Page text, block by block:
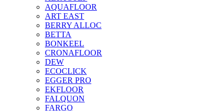
AQUAFLOOR
ART EAST
BERRY ALLOC
BETTA
BONKEEL
CRONAFLOOR
DEW
ECOCLICK
EGGER PRO
EKFLOOR
FALQUON
FARGO